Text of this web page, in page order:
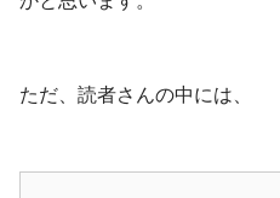
ただ、読者さんの中には、